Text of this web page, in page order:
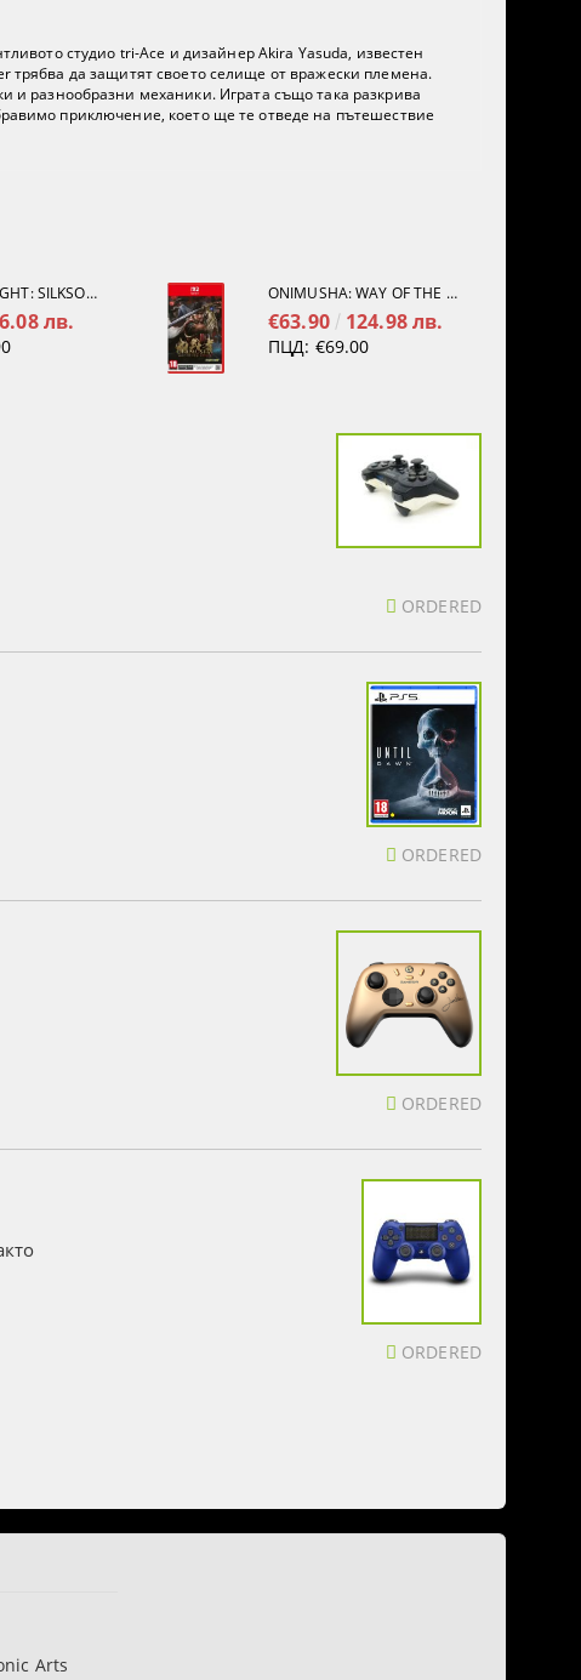
студио tri-Ace и дизайнер Akira Yasuda, известен
трябва да защитят своето селище от вражески племена.
и разнообразни механики. Играта също така разкрива
приключение, което ще те отведе на пътешествие
HOLLOW KNIGHT: SILKSONG [PS5]
лв.
ONIMUSHA: WAY OF THE SWORD [NINTENDO SWITCH 2]
€63.90 124.98 лв.
ПЦД: €69.00
ORDERED
ORDERED
ORDERED
ORDERED
Arts